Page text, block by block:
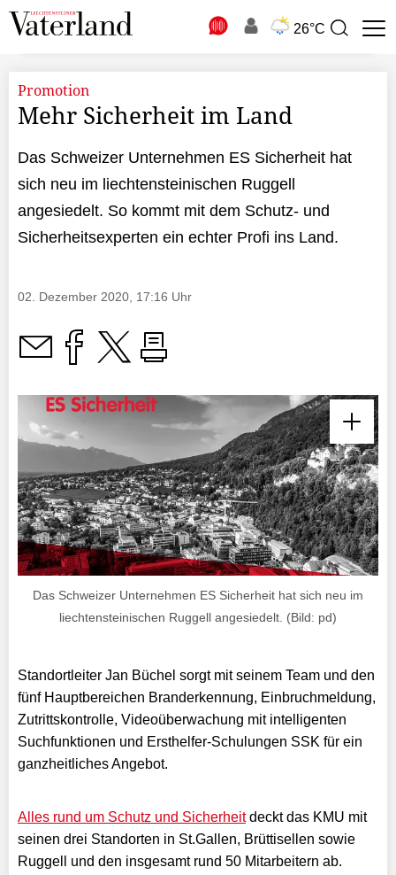
26°C
Suchbegriff
Promotion
Mehr Sicherheit im Land
Das Schweizer Unternehmen ES Sicherheit hat
sich neu im liechtensteinischen Ruggell
angesiedelt. So kommt mit dem Schutz- und
Sicherheitsexperten ein echter Profi ins Land.
02. Dezember 2020, 17:16 Uhr
Das Schweizer Unternehmen ES Sicherheit hat sich neu im
liechtensteinischen Ruggell angesiedelt. (Bild: pd)
Standortleiter Jan Büchel sorgt mit seinem Team und den
fünf Hauptbereichen Branderkennung, Einbruchmeldung,
Zutrittskontrolle, Videoüberwachung mit intelligenten
Suchfunktionen und Ersthelfer-Schulungen SSK für ein
ganzheitliches Angebot.
Alles rund um Schutz und Sicherheitdeckt das KMU mit
seinen drei Standorten in St.Gallen, Brüttisellen sowie
Ruggell und den insgesamt rund 50 Mitarbeitern ab.